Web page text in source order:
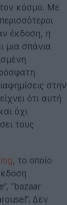
κόσμο. Με
έκδοση, η
μια σπάνια
στην
ότι αυτή
όχι
τους
, το οποίο
“bazaar
Δεν